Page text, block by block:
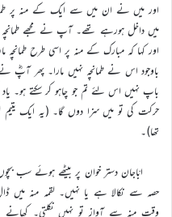
اور میں نے ان میں سے ایک کے منہ پر
میں داخل ہورہے تھے۔ آپ نے مجھے طمانچہ
اور کہا کہ مبارک کے منہ پر اسی طرح طمانچہ
باوجود اس نے طمانچہ نہیں مارا۔ پھر آپؓ نے
باپ نہیں اس لئے تم جو چاہو کر سکتے ہو۔
حرکت کی تو میں سزا دوں گا۔ (یہ ایک یتیم
تھا)۔
ابّاجان دستر خوان پر بیٹھے ہوئے سب
حصہ سے نکالا ہے یا نہیں۔ لقمہ منہ میں
وقت منہ سے آواز تو نہیں نکلتی۔